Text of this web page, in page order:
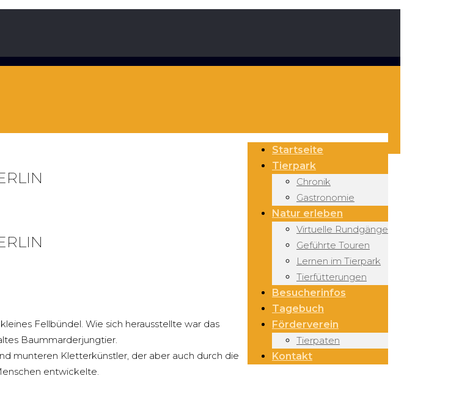
Startseite
Tierpark
Chronik
Gastronomie
Natur erleben
Virtuelle Rundgänge
Geführte Touren
Lernen im Tierpark
Tierfütterungen
Besucherinfos
Tagebuch
Förderverein
Tierpaten
Kontakt
Fellbündel. Wie sich herausstellte war das
Baummarderjungtier.
munteren Kletterkünstler, der aber auch durch die
entwickelte.